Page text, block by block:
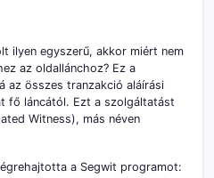
ilyen egyszerű, akkor miért nem
az oldallánchoz? Ez a
az összes tranzakció aláírási
fő láncától. Ezt a szolgáltatást
Witness), más néven
a Segwit programot: